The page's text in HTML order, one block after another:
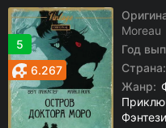
5
6.267
Moreau
Год
Страна:
Жанр:
Фэнтези